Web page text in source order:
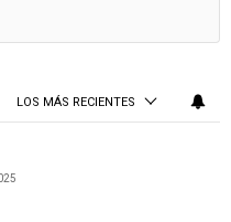
LOS MÁS RECIENTES